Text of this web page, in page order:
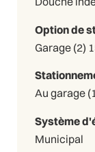
Option de
Au
Système
Municipal